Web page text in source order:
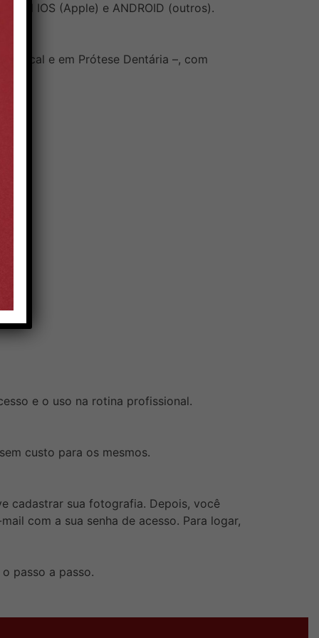
IOS (Apple) e ANDROID (outros).
Bucal e em Prótese Dentária –, com
e o uso na rotina profissional.
custo para os mesmos.
cadastrar sua fotografia. Depois, você
com a sua senha de acesso. Para logar,
passo a passo.